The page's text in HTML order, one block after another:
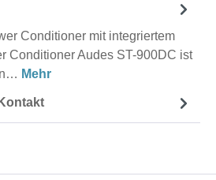
Conditioner mit integriertem
Conditioner Audes ST-900DC ist
Mehr